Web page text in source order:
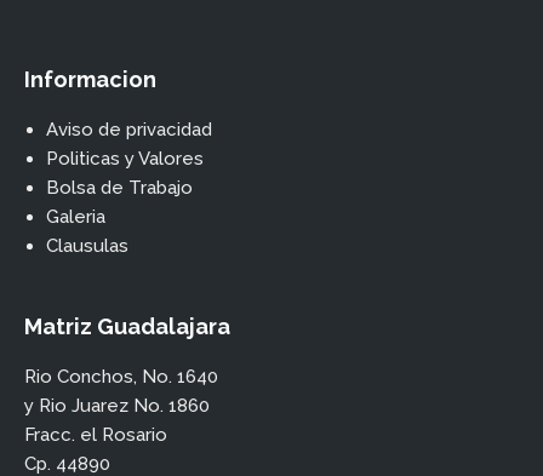
Informacion
Aviso de privacidad
Politicas y Valores
Bolsa de Trabajo
Galeria
Clausulas
Matriz Guadalajara
Rio Conchos, No. 1640
y Rio Juarez No. 1860
Fracc. el Rosario
Cp. 44890